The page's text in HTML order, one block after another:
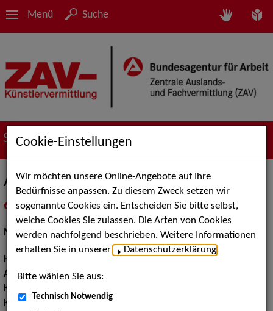
Menü Suche
Suche nach Künstler*innen
Anni Ho.
als PDF speichern
inMeine Merklistelegen
Models / Werbung:Fotomodell
Haarfarbe:
Augenfarbe:blau
Körpergröße:
Konfektionsgröße:
Cookie-Einstellungen
Wir möchten unsere Online-Angebote auf Ihre
Bedürfnisse anpassen. Zu diesem Zweck setzen wir
sogenannte Cookies ein. Entscheiden Sie bitte selbst,
welche Cookies Sie zulassen. Die Arten von Cookies
werden nachfolgend beschrieben. Weitere Informationen
erhalten Sie in unserer
Datenschutzerklärung
Bitte wählen Sie aus:
Technisch Notwendig